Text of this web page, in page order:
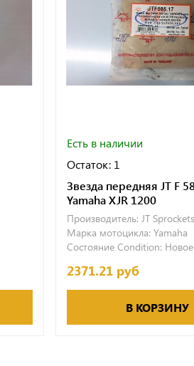
Есть в наличии
Остаток: 1
Звезда передняя JT F
Yamaha XJR 1200
Производитель: JT Sprockets
Марка мотоцикла: Yamaha
Состояние Condition: Новое
2371.21 руб
В КОРЗИНУ